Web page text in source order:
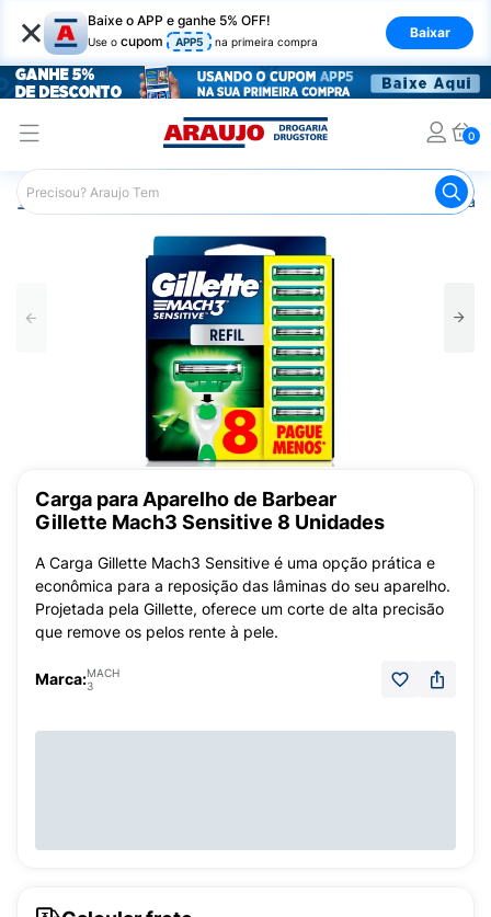
× Baixe o APP e ganhe 5% OFF!
Use o cupom APP5 na primeira compra
Baixar
0
Araujo Higiene Pessoal
Carga para Aparelho de Barbear
Gillette Mach3 Sensitive 8 Unidades
A Carga Gillette Mach3 Sensitive é uma opção prática e
econômica para a reposição das lâminas do seu aparelho.
Projetada pela Gillette, oferece um corte de alta precisão
que remove os pelos rente à pele.
Marca:MACH
3